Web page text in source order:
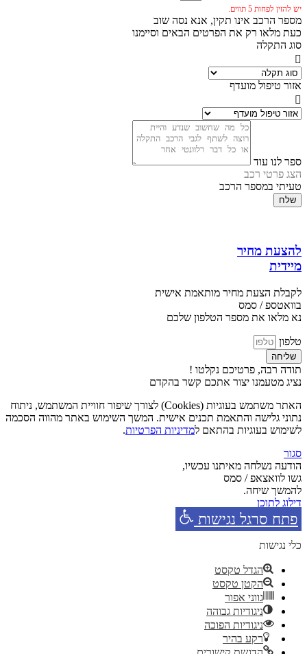
יש להזין לפחות 5 תווים.
מספר הרכב אינו תקין, אנא נסה שוב
כעת מלאו רק את הפרטים הבאים וסיימנו
סוג התקלה
אזור טיפול מועדף
ספר לנו עוד
הצג פרטי רכב
טעיתי במספר הרכב
שלח
להצעת מחיר
מיידית
לקבלת הצעת מחיר מותאמת אישית
בוואטספ / סמס
נא מלאו את מספר הטלפון שלכם
טלפון
שליחה
תודה רבה, פרטיכם נקלטו !
נציג מטעמנו יצור אתכם קשר בהקדם
האתר משתמש בעוגיות (Cookies) לצורך שיפור חוויית המשתמש, ניתוח
נתוני גלישה והתאמת תכנים אישית. המשך השימוש באתר מהווה הסכמה
לשימוש בעוגיות בהתאם למדיניות הפרטיות.
סגור
הודעה נשלחה מאיתנו עכשיו,
גשו לוואצאפ / סמס
להמשך שיחה.
דילוג לתוכן
פתח סרגל נגישות
כלי נגישות
הגדל טקסט
הקטן טקסט
גווני אפור
ניגודיות גבוהה
ניגודיות הפוכה
רקע בהיר